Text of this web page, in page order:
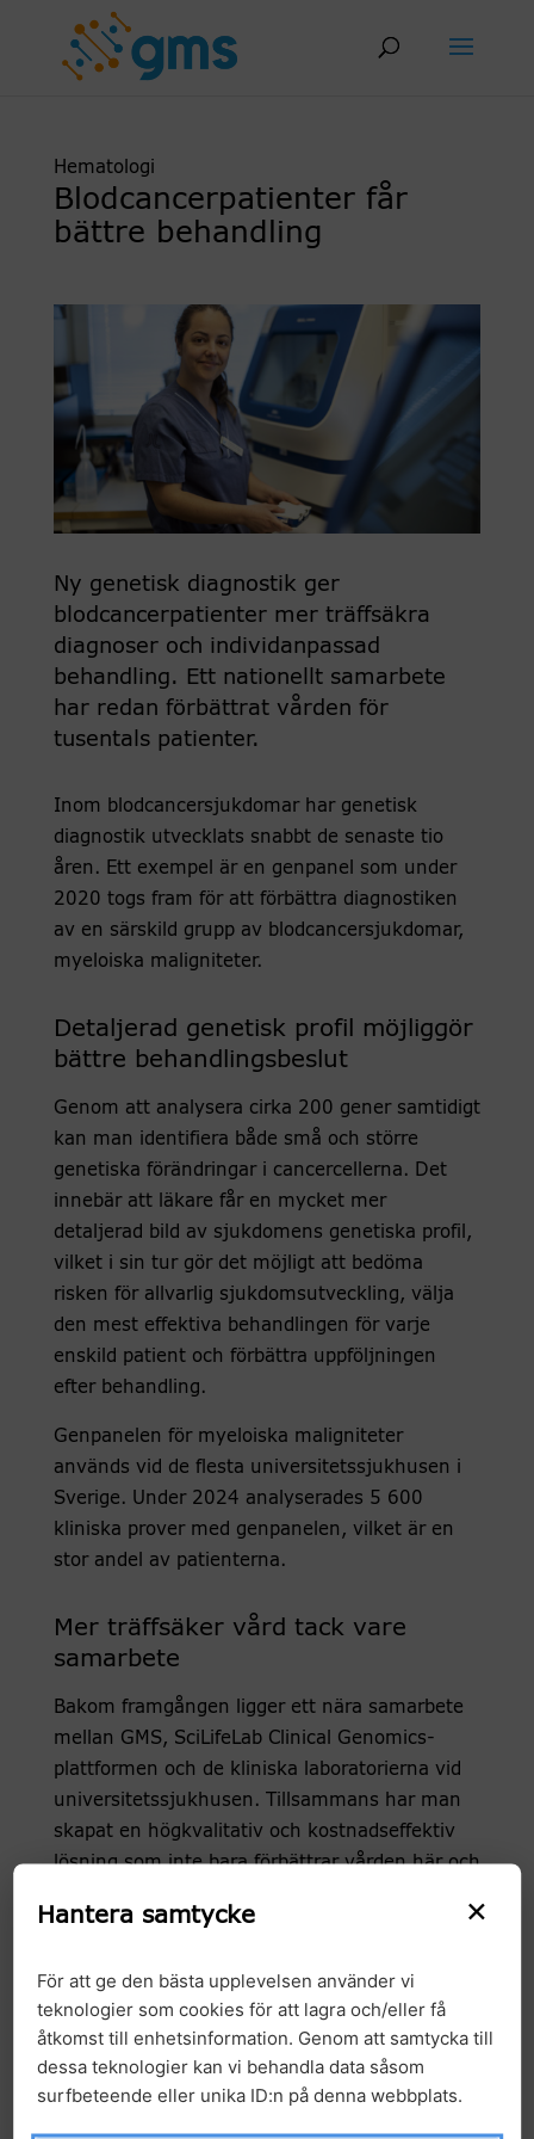
Hematologi
Blodcancerpatienter får
bättre behandling
Ny genetisk diagnostik ger
blodcancerpatienter mer träffsäkra
diagnoser och individanpassad
behandling. Ett nationellt samarbete
har redan förbättrat vården för
tusentals patienter.
Inom blodcancersjukdomar har genetisk
diagnostik utvecklats snabbt de senaste tio
åren. Ett exempel är en genpanel som under
2020 togs fram för att förbättra diagnostiken
av en särskild grupp av blodcancersjukdomar,
myeloiska maligniteter.
Detaljerad genetisk profil möjliggör
bättre behandlingsbeslut
Genom att analysera cirka 200 gener samtidigt
kan man identifiera både små och större
genetiska förändringar i cancercellerna. Det
innebär att läkare får en mycket mer
detaljerad bild av sjukdomens genetiska profil,
vilket i sin tur gör det möjligt att bedöma
risken för allvarlig sjukdomsutveckling, välja
den mest effektiva behandlingen för varje
enskild patient och förbättra uppföljningen
efter behandling.
Genpanelen för myeloiska maligniteter
används vid de flesta universitetssjukhusen i
Sverige. Under 2024 analyserades 5 600
kliniska prover med genpanelen, vilket är en
stor andel av patienterna.
Mer träffsäker vård tack vare
samarbete
Bakom framgången ligger ett nära samarbete
mellan GMS, SciLifeLab Clinical Genomics-
plattformen och de kliniska laboratorierna vid
universitetssjukhusen. Tillsammans har man
skapat en högkvalitativ och kostnadseffektiv
lösning som inte bara förbättrar vården här och
utveckling inom precisionsmedicin.
– Genpanelen gör det möjligt att identifiera
genetiska markörer som kan användas för mer
precis diagnostik, behandlingsval och
uppföljning för att upptäcka återfall i ett tidigt
skede. Detta förbättrar vården avsevärt, säger
Vladimir Lazarevic, docent och överläkare i
×
Hantera samtycke
För att ge den bästa upplevelsen använder vi
teknologier som cookies för att lagra och/eller få
åtkomst till enhetsinformation. Genom att samtycka till
dessa teknologier kan vi behandla data såsom
surfbeteende eller unika ID:n på denna webbplats.